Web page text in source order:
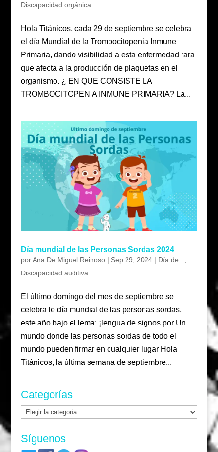
Discapacidad orgánica
Hola Titánicos, cada 29 de septiembre se celebra
el día Mundial de la Trombocitopenia Inmune
Primaria, dando visibilidad a esta enfermedad rara
que afecta a la producción de plaquetas en el
organismo. ¿ EN QUE CONSISTE LA
TROMBOCITOPENIA INMUNE PRIMARIA? La...
Día mundial de las Personas Sordas 2024
porAna De Miguel Reinoso| Sep 29, 2024| Día de...,
Discapacidad auditiva
El último domingo del mes de septiembre se
celebra le día mundial de las personas sordas,
este año bajo el lema: ¡lengua de signos por Un
mundo donde las personas sordas de todo el
mundo pueden firmar en cualquier lugar Hola
Titánicos, la última semana de septiembre...
Categorías
Categorías
Síguenos